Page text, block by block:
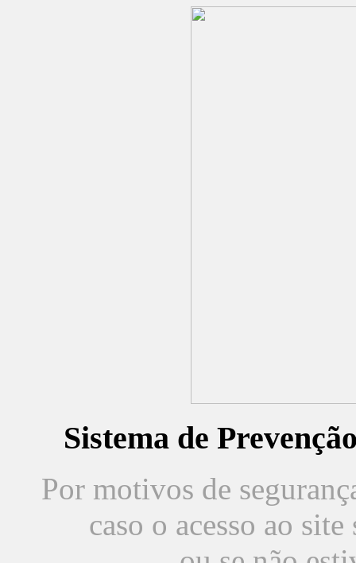
Sistema de
Por motivos de
caso o acesso ao